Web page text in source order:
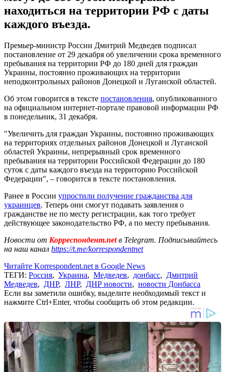
находиться на территории РФ с даты
каждого въезда.
Премьер-министр России Дмитрий Медведев подписал
постановление от 29 декабря об увеличении срока временного
пребывания на территории РФ до 180 дней для граждан
Украины, постоянно проживающих на территории
неподконтрольных районов Донецкой и Луганской областей.
Об этом говорится в тексте постановления, опубликованного
на официальном интернет-портале правовой информации РФ
в понедельник, 31 декабря.
"Увеличить для граждан Украины, постоянно проживающих
на территориях отдельных районов Донецкой и Луганской
областей Украины, непрерывный срок временного
пребывания на территории Российской Федерации до 180
суток с даты каждого въезда на территорию Российской
Федерации", – говорится в тексте постановления.
Ранее в России упростили получение гражданства для
украинцев. Теперь они смогут подавать заявления о
гражданстве не по месту регистрации, как того требует
действующее законодательство РФ, а по месту пребывания.
Новости от Корреспондент.netв Telegram. Подписывайтесь
на наш канал https://t.me/korrespondentnet
Читайте Korrespondent.net в Google News
ТЕГИ: Россия, Украина, Медведев, донбасс, Дмитрий
Медведев, ДНР, ЛНР, ДНР новости, новости Донбасса
Если вы заметили ошибку, выделите необходимый текст и
нажмите Ctrl+Enter, чтобы сообщить об этом редакции.